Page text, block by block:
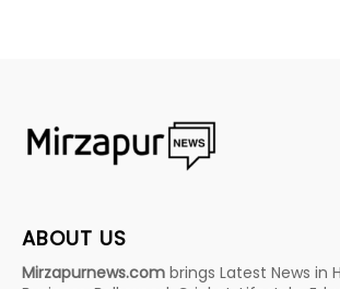
ABOUT US
Mirzapurnews.com brings Latest News in